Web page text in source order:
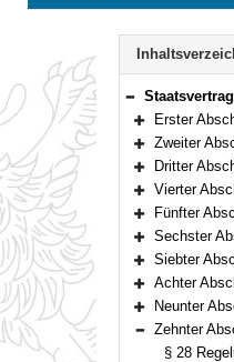
BAYERN.RECHT
letzten
Bereich
Staatsvertrag zur Neuregulierung des
Bereich
Erster
Bereich
Zweiter
Bereich
Dritter Abschnitt
Bereich
Vierter Abschnitt
Bereich
Fünfter
Bereich
Sechster
Bereich
Siebter
Bereich
Achter
Bereich
Neunter Abschnitt
Bereich
Zehnter Abschnitt Übergangs-
§ 28